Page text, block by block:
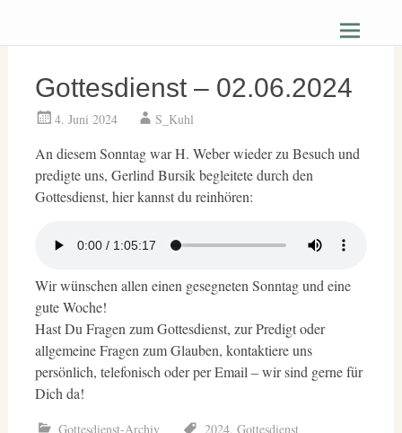
Christus Zuerst Gemeinde Hüttenberg
Gottesdienst – 02.06.2024
4. Juni 2024 S_Kuhl
An diesem Sonntag war H. Weber wieder zu Besuch und
predigte uns, Gerlind Bursik begleitete durch den
Gottesdienst, hier kannst du reinhören:
Wir wünschen allen einen gesegneten Sonntag und eine
gute Woche!
Hast Du Fragen zum Gottesdienst, zur Predigt oder
allgemeine Fragen zum Glauben, kontaktiere uns
persönlich, telefonisch oder per Email – wir sind gerne für
Dich da!
Gottesdienst-Archiv 2024, Gottesdienst